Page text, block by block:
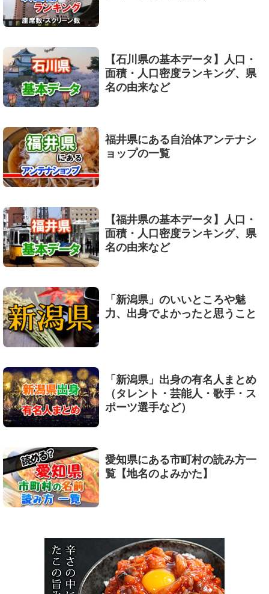
【石川県の基本データ】人口・
面積・人口密度ランキング、県
名の由来など
福井県にある自治体アンテナシ
ョップの一覧
【福井県の基本データ】人口・
面積・人口密度ランキング、県
名の由来など
「新潟県」のいいところや魅
力、出身でよかったと思うこと
「新潟県」出身の有名人まとめ
（タレント・芸能人・歌手・ス
ポーツ選手など）
愛知県にある市町村の読み方一
覧【地名のよみかた】